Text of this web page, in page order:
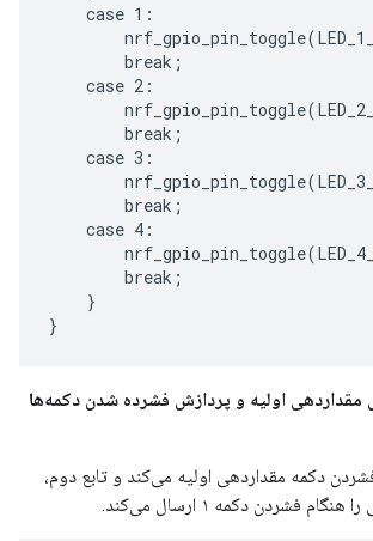
    case 1:
        break;
    case 2:
        break;
    case 3:
        break;
    case 4:
        break;
اولیه و پردازش فشرده شدن دکمه‌ها
مقداردهی اولیه می‌کند و تابع دوم،